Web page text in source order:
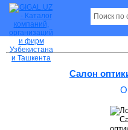
Оптика в Ташкенте
Салон